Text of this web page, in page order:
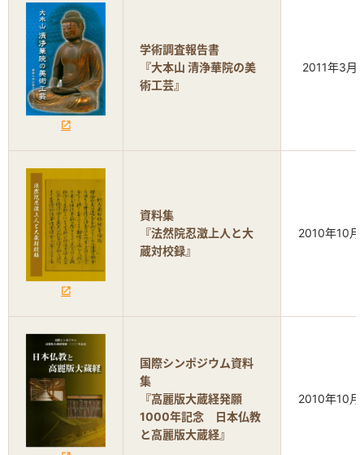
学術調査報告書
『大本山 清浄華院の美
術工芸』
2011年3月
資料集
『法然院忍澂上人と大
蔵対校録』
2010年10月
国際シンポジウム資料
集
『高麗版大蔵経発願
1000年記念 日本仏教
と高麗版大蔵経』
2010年10月